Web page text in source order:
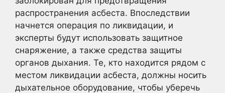
распространения асбеста. Впоследствии
начнется операция по ликвидации, и
эксперты будут использовать защитное
снаряжение, а также средства защиты
органов дыхания. Те, кто находится рядом с
местом ликвидации асбеста, должны носить
дыхательное оборудование, чтобы уберечь